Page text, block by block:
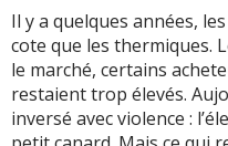
Il y a quelques années,
cote que les thermiques.
le marché, certains
restaient trop élevés.
inversé avec violence :